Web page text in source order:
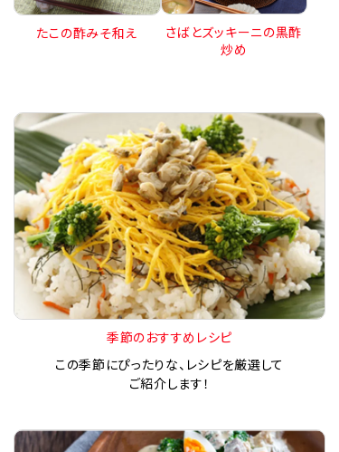
たこの酢みそ和え
さばとズッキーニの黒酢
炒め
季節のおすすめレシピ
この季節にぴったりな、レシピを厳選して
ご紹介します！